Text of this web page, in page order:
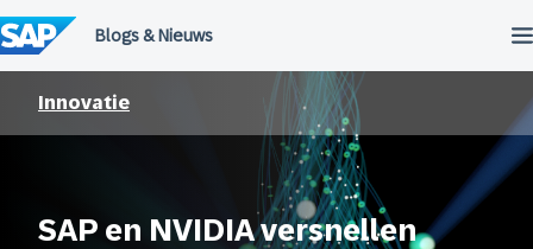
naar
de
inhoud
Innovatie
SAP en NVIDIA versnellen